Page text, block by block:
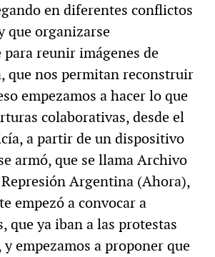
en diferentes conflictos
que organizarse
reunir imágenes de
que nos permitan reconstruir
empezamos a hacer lo que
colaborativas, desde el
a partir de un dispositivo
armó, que se llama Archivo
Argentina (Ahora),
empezó a convocar a
que ya iban a las protestas
empezamos a proponer que